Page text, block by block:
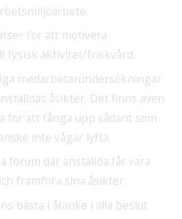
för att motivera
fysisk aktivitet/friskvård.
medarbetarundersökningar
åsikter. Det finns även
för att fånga upp sådant som
inte vågar lyfta.
forum där anställda får vara
framföra sina åsikter.
bästa i åtanke i alla beslut